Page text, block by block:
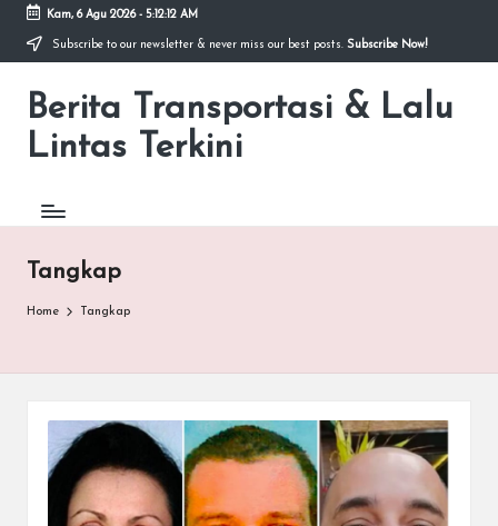
Skip
content
Kam, 6 Agu 2026- 5:12:12 AM
Subscribe to our newsletter & never miss our best posts. Subscribe Now!
Berita Transportasi & Lalu
Lintas Terkini
premancity.biz.id
Tangkap
Home Tangkap